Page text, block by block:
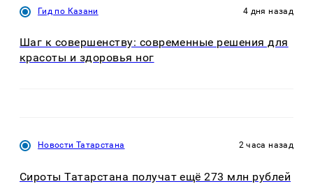
Гид по Казани 4 дня назад
Шаг к совершенству: современные решения для
красоты и здоровья ног
Новости Татарстана 2 часа назад
Сироты Татарстана получат ещё 273 млн рублей